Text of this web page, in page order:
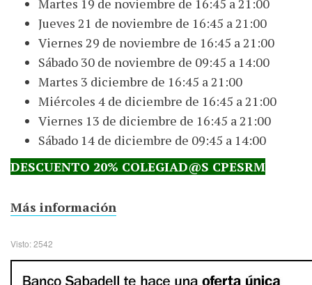
Jueves 21 de noviembre de 16:45 a 21:00
Viernes 29 de noviembre de 16:45 a 21:00
Sábado 30 de noviembre de 09:45 a 14:00
Martes 3 diciembre de 16:45 a 21:00
Miércoles 4 de diciembre de 16:45 a 21:00
Viernes 13 de diciembre de 16:45 a 21:00
Sábado 14 de diciembre de 09:45 a 14:00
DESCUENTO 20% COLEGIAD@S CPESRM
Más información
Visto: 2542